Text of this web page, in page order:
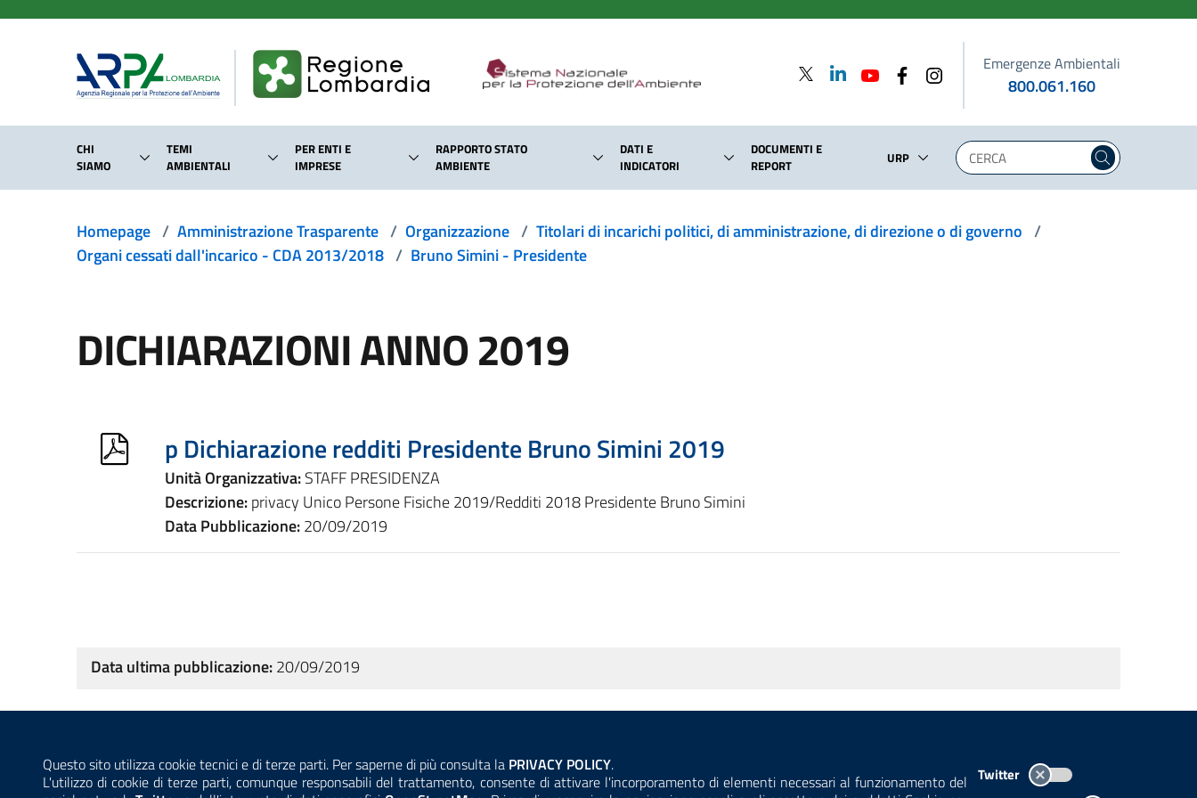
Questo sito utilizza cookie tecnici e di terze parti. Per saperne di più consulta la Consulta la
PRIVACY POLICY.
L'utilizzo di cookie di terze parti, comunque responsabili del trattamento, consente di attivare l'incorporamento di elementi necessari al funzionamento del Twitter
Emergenze Ambientali
800.061.160
CHI
SIAMO
TEMI
AMBIENTALI
PER ENTI E
IMPRESE
RAPPORTO STATO
AMBIENTE
DATI E
INDICATORI
DOCUMENTI E
REPORT
URP
Homepage / Amministrazione Trasparente / Organizzazione / Titolari di incarichi politici, di amministrazione, di direzione o di governo /
Organi cessati dall'incarico - CDA 2013/2018 / Bruno Simini - Presidente
DICHIARAZIONI ANNO 2019
p Dichiarazione redditi Presidente Bruno Simini 2019
Unità Organizzativa:STAFF PRESIDENZA
Descrizione:privacy Unico Persone Fisiche 2019/Redditi 2018 Presidente Bruno Simini
Data Pubblicazione:20/09/2019
Data ultima pubblicazione:20/09/2019